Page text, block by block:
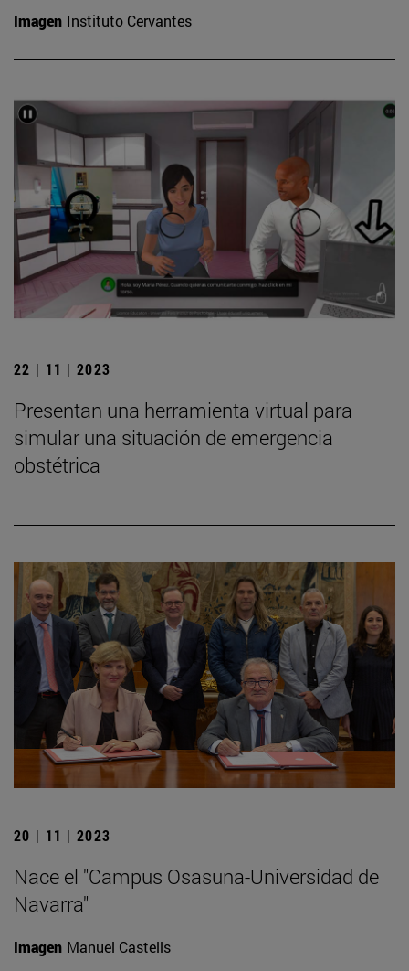
Imagen Instituto Cervantes
22 | 11 | 2023
Presentan una herramienta virtual para
simular una situación de emergencia
obstétrica
20 | 11 | 2023
Nace el "Campus Osasuna-Universidad de
Navarra"
Imagen Manuel Castells